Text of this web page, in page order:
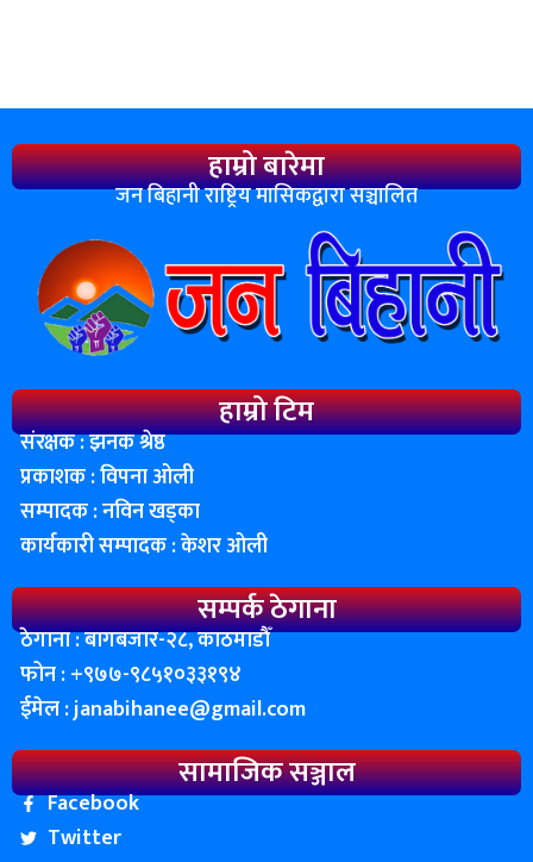
हाम्रो बारेमा
जन बिहानी राष्ट्रिय मासिकद्वारा सञ्चालित
हाम्रो टिम
संरक्षक : झनक श्रेष्ठ
प्रकाशक : विपना ओली
सम्पादक : नविन खड्का
कार्यकारी सम्पादक : केशर ओली
सम्पर्क ठेगाना
ठेगाना : बागबजार-२८, काठमाडाैँ
फोन : ‌+९७७-९८५१०३३१९४
ईमेल :janabihanee@gmail.com
सामाजिक सञ्जाल
Facebook
Twitter